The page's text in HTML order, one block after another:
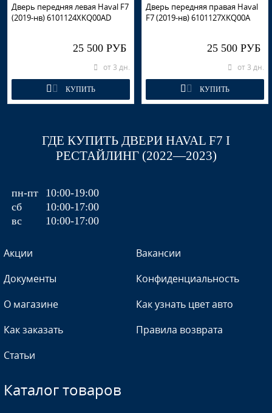
Дверь передняя левая Haval F7
(2019-нв) 6101124XKQ00AD
25 500 РУБ
от 3 дн.
КУПИТЬ
Дверь передняя правая Haval
F7 (2019-нв) 6101127XKQ00A
25 500 РУБ
от 3 дн.
КУПИТЬ
ГДЕ КУПИТЬ ДВЕРИ HAVAL F7 I
РЕСТАЙЛИНГ (2022—2023)
пн-пт 10:00-19:00
сб
10:00-17:00
вс
10:00-17:00
Акции
Вакансии
Документы
Конфиденциальность
О магазине
Как узнать цвет авто
Как заказать
Правила возврата
Статьи
Каталог товаров